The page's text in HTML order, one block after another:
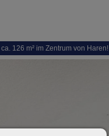
126 m² im Zentrum von Haren!